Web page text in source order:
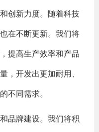
创新力度。随着科技
在不断更新。我们将
提高生产效率和产品
，开发出更加耐用、
不同需求。
品牌建设。我们将积